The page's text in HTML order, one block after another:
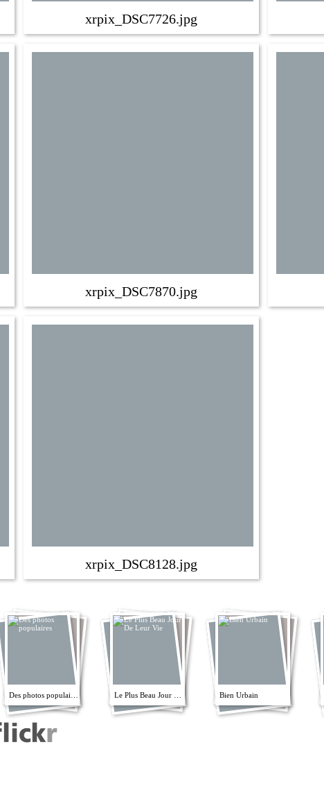
xrpix_DSC7726.jpg
xrpix_DSC7870.jpg
xrpix_DSC8128.jpg
Des photos populaires Le Plus Beau Jour De Leur Vie Bien Urbain